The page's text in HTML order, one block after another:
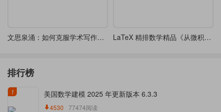
文思泉涌：如何克服学术写作拖延症 LaTeX 精排数学精品《从微积分到上同调平装》（From Calculus to Cohomology）-四字体可选
排行榜
1 美国数学建模 2025 年更新版本 6.3.3
4530 77474阅读